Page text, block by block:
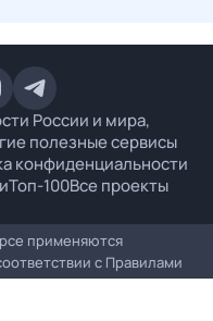
России и мира,
полезные сервисы
конфиденциальности
Топ-100Все проекты
применяются
с Правилами